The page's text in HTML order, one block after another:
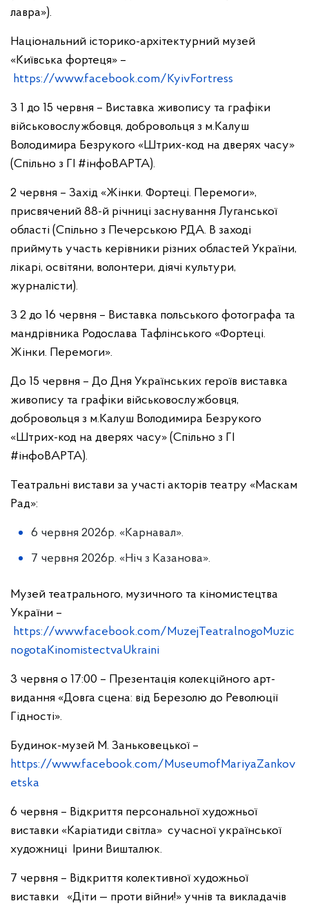
лавра»).
Національний історико-архітектурний музей
«Київська фортеця» –
https://www.facebook.com/KyivFortress
З 1 до 15 червня – Виставка живопису та графіки
військовослужбовця, добровольця з м.Калуш
Володимира Безрукого «Штрих-код на дверях часу»
(Спільно з ГІ #інфоВАРТА).
2 червня – Захід «Жінки. Фортеці. Перемоги»,
присвячений 88-й річниці заснування Луганської
області (Спільно з Печерською РДА. В заході
приймуть участь керівники різних областей України,
лікарі, освітяни, волонтери, діячі культури,
журналісти).
З 2 до 16 червня – Виставка польського фотографа та
мандрівника Родослава Тафлінського «Фортеці.
Жінки. Перемоги».
До 15 червня – До Дня Українських героїв виставка
живопису та графіки військовослужбовця,
добровольця з м.Калуш Володимира Безрукого
«Штрих-код на дверях часу» (Спільно з ГІ
#інфоВАРТА).
Театральні вистави за участі акторів театру «Маскам
Рад»:
6 червня 2026р. «Карнавал».
7 червня 2026р. «Ніч з Казанова».
Музей театрального, музичного та кіномистецтва
України –
https://www.facebook.com/MuzejTeatralnogoMuzic
nogotaKinomistectvaUkraini
3 червня о 17:00 – Презентація колекційного арт-
видання «Довга сцена: від Березолю до Революції
Гідності».
Будинок-музей М. Заньковецької –
https://www.facebook.com/MuseumofMariyaZankov
etska
6 червня – Відкриття персональної художньої
виставки «Каріатиди світла» сучасної української
художниці Ірини Вишталюк.
7 червня – Відкриття колективної художньої
виставки «Діти — проти війни!» учнів та викладачів